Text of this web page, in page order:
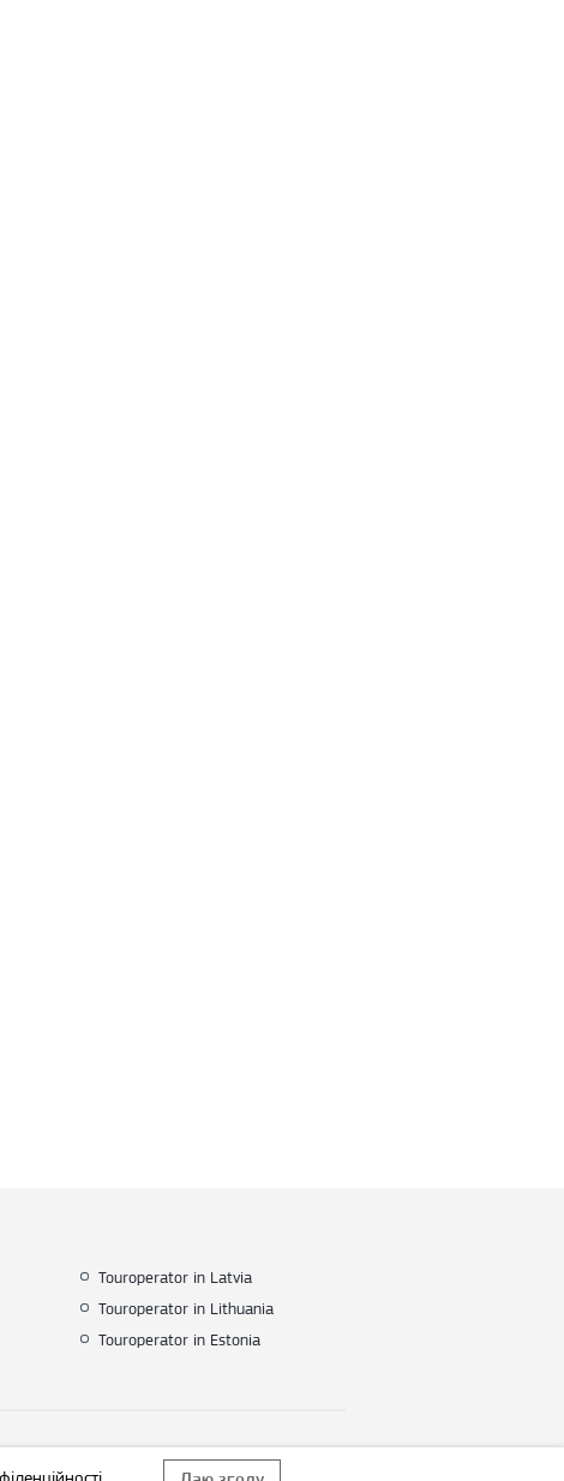
Touroperator in Latvia
Touroperator in Lithuania
Touroperator in Estonia